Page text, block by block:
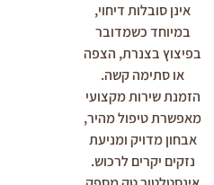
אינן סובלות דיחוי,
במיוחד כשמדובר
בפיצוץ בצנרת, הצפה
או סתימה קשה.
הזמנת שירות מקצועי
מאפשרת טיפול מהיר,
אבחון מדויק ומניעת
נזקים יקרים לרכוש.